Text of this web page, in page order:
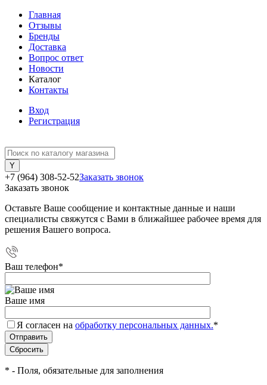
Главная
Отзывы
Бренды
Доставка
Вопрос ответ
Новости
Каталог
Контакты
Вход
Регистрация
+7 (964) 308-52-52Заказать звонок
Заказать звонок
Оставьте Ваше сообщение и контактные данные и наши
специалисты свяжутся с Вами в ближайшее рабочее время для
решения Вашего вопроса.
Ваш телефон*
Ваше имя
Я согласен на обработку персональных данных.*
* - Поля, обязательные для заполнения